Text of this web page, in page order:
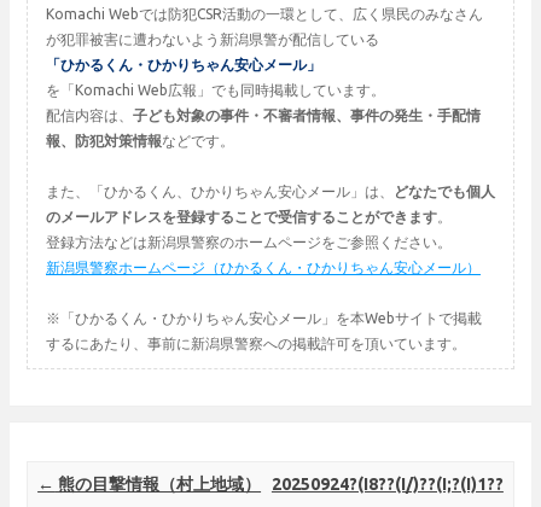
Komachi Webでは防犯CSR活動の一環として、広く県民のみなさん
が犯罪被害に遭わないよう新潟県警が配信している
「ひかるくん・ひかりちゃん安心メール」
を「Komachi Web広報」でも同時掲載しています。
配信内容は、 子ども対象の事件・不審者情報、事件の発生・手配情
報、防犯対策情報などです。
また、「ひかるくん、ひかりちゃん安心メール」は、
どなたでも個人
のメールアドレスを登録することで受信することができます。
登録方法などは新潟県警察のホームページをご参照ください。
新潟県警察ホームページ（ひかるくん・ひかりちゃん安心メール）
※「ひかるくん・ひかりちゃん安心メール」を本Webサイトで掲載
するにあたり、事前に新潟県警察への掲載許可を頂いています。
Post navigation
← 熊の目撃情報（村上地域）
20250924?(I8??(I/)??(I;?(I)1??